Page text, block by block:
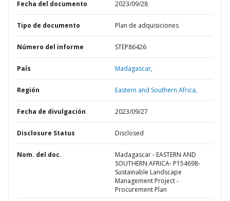
Fecha del documento 2023/09/28
Tipo de documento Plan de adquisiciones
Número del informe STEP86426
País Madagascar,
Región Eastern and Southern Africa,
Fecha de divulgación 2023/09/27
Disclosure Status Disclosed
Nom. del doc.
Madagascar - EASTERN AND
SOUTHERN AFRICA- P154698-
Sustainable Landscape
Management Project -
Procurement Plan